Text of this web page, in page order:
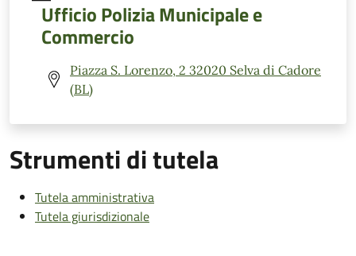
Ufficio Polizia Municipale e
Commercio
Piazza S. Lorenzo, 2 32020 Selva di Cadore
(BL)
Strumenti di tutela
Tutela amministrativa
Tutela giurisdizionale